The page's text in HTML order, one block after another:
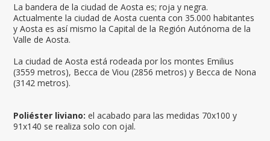
La bandera de la ciudad de Aosta es; roja y negra.
Actualmente la ciudad de Aosta cuenta con 35.000 habitantes
y Aosta es así mismo la Capital de la Región Autónoma de la
Valle de Aosta.
La ciudad de Aosta está rodeada por los montes Emilius
(3559 metros), Becca de Viou (2856 metros) y Becca de Nona
(3142 metros).
Poliéster liviano: el acabado para las medidas 70x100 y
91x140 se realiza solo con ojal.